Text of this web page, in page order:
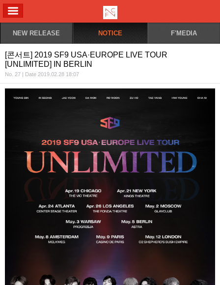
NEW RELEASE NOTICE F'MEDIA
[콘서트] 2019 SF9 USA·EUROPE LIVE TOUR
[UNLIMITED] IN BERLIN
No. 27 | Date 2019.02.28 18:07